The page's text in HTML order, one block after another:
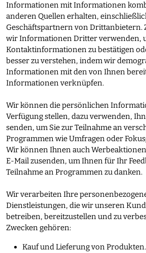
Informationen mit Informationen
anderen Quellen erhalten,
Geschäftspartnern von Drittanbietern.
wir Informationen Dritter verwenden,
Kontaktinformationen zu bestätigen
besser zu verstehen, indem wir
Informationen mit den von Ihnen
Informationen verknüpfen.
Wir können die persönlichen
Verfügung stellen, dazu verwenden,
senden, um Sie zur Teilnahme an
Programmen wie Umfragen oder
Wir können Ihnen auch
E-Mail zusenden, um Ihnen für Ihr
Teilnahme an Programmen zu danken.
Wir verarbeiten Ihre
Dienstleistungen, die wir unseren
betreiben, bereitzustellen und zu
Zwecken gehören:
Kauf und Lieferung von